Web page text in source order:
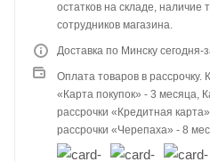
остатков на складе, наличие
сотрудников магазина.
Доставка по Минску сегодня-
Оплата товаров в рассрочку.
«Карта покупок» - 3 месяца,
рассрочки «Кредитная
рассрочки «Черепаха» - 8